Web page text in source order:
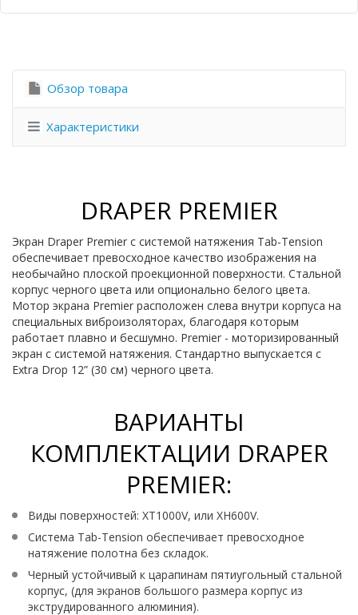
Обзор товара
Характеристики
DRAPER PREMIER
Экран Draper Premier с системой натяжения Tab-Tension
обеспечивает превосходное качество изображения на
необычайно плоской проекционной поверхности. Стальной
корпус черного цвета или опционально белого цвета.
Мотор экрана Premier расположен слева внутри корпуса на
специальных виброизоляторах, благодаря которым
работает плавно и бесшумно. Premier - моторизированный
экран с системой натяжения. Стандартно выпускается с
Extra Drop 12” (30 см) черного цвета.
ВАРИАНТЫ
КОМПЛЕКТАЦИИ DRAPER
PREMIER:
Виды поверхностей: XT1000V, или XH600V.
Система Tab-Tension обеспечивает превосходное
натяжение полотна без складок.
Черный устойчивый к царапинам пятиугольный стальной
корпус, (для экранов большого размера корпус из
экструдированного алюминия).